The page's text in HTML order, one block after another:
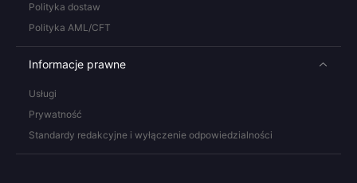
Polityka dostaw
Polityka AML/CFT
Informacje prawne
Usługi
Prywatność
Standardy redakcyjne i wyłączenie odpowiedzialności